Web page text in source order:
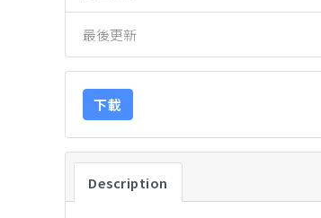
最後更新
下載
Description